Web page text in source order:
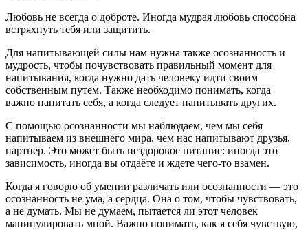
Любовь не всегда о доброте. Иногда мудрая любовь способна
встряхнуть тебя или защитить.
Для напитывающей силы нам нужна также осознанность и
мудрость, чтобы почувствовать правильный момент для
напитывания, когда нужно дать человеку идти своим
собственным путем. Также необходимо понимать, когда
важно напитать себя, а когда следует напитывать других.
С помощью осознанности мы наблюдаем, чем мы себя
напитываем из внешнего мира, чем нас напитывают друзья,
партнер. Это может быть нездоровое питание: иногда это
зависимость, иногда вы отдаёте и ждете чего-то взамен.
Когда я говорю об умении различать или осознанности — это
осознанность не ума, а сердца. Она о том, чтобы чувствовать,
а не думать. Мы не думаем, пытается ли этот человек
манипулировать мной. Важно понимать, как я себя чувствую,